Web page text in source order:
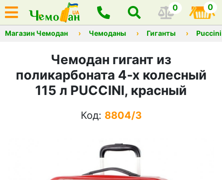
0 0
Магазин Чемодан Чемоданы Гиганты Puccini
Чемодан гигант из
поликарбоната 4-х колесный
115 л PUCCINI, красный
Код: 8804/3